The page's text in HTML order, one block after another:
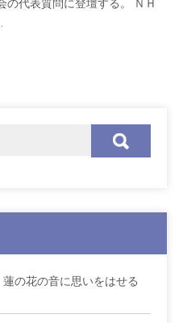
の代表質問に登壇する。 ＮＨ
の花の音に思いをはせる